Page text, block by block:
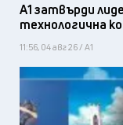
А1 затвърди
технологична
11:56, 04 авг 26 / А1